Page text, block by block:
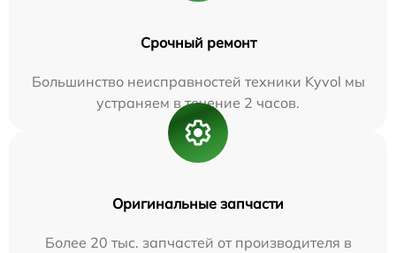
Срочный ремонт
Большинство неисправностей техники Kyvol мы
устраняем в течение 2 часов.
Оригинальные запчасти
Более 20 тыс. запчастей от производителя в